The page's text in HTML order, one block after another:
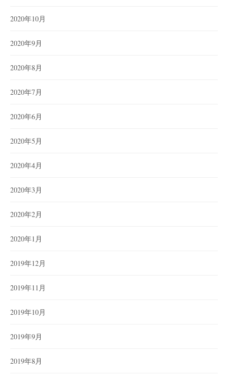
2020年10月
2020年9月
2020年8月
2020年7月
2020年6月
2020年5月
2020年4月
2020年3月
2020年2月
2020年1月
2019年12月
2019年11月
2019年10月
2019年9月
2019年8月